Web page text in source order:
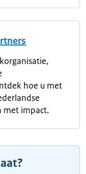
hoe u met
met impact.